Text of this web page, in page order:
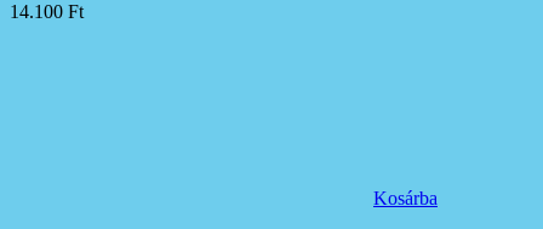
14.100 Ft
Kosárba